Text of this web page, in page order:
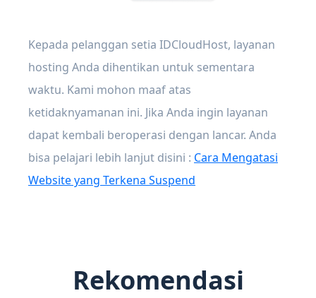
Kepada pelanggan setia IDCloudHost, layanan
hosting Anda dihentikan untuk sementara
waktu. Kami mohon maaf atas
ketidaknyamanan ini. Jika Anda ingin layanan
dapat kembali beroperasi dengan lancar. Anda
bisa pelajari lebih lanjut disini : Cara Mengatasi
Website yang Terkena Suspend
Rekomendasi